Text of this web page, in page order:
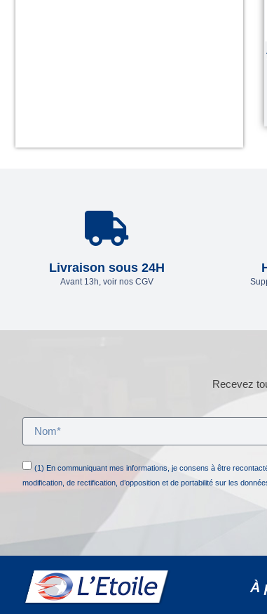
Livraison sous 24H
Avant 13h, voir nos CGV
Recevez
(1) En communiquant mes informations, je consens à être
modification, de rectification, d’opposition et de portabilité sur les
À